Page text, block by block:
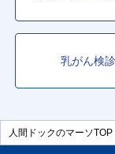
乳がん検
人間ドックのマーソTOP